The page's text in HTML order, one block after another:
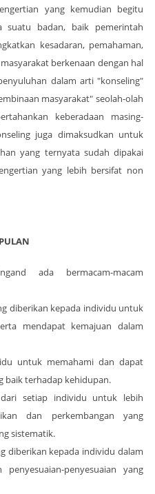
yang kemudian begitu
suatu badan, baik pemerintah
kesadaran, pemahaman,
berkenaan dengan hal
dalam arti "konseling"
masyarakat" seolah-olah
keberadaan masing-
juga dimaksudkan untuk
yang ternyata sudah dipakai
yang lebih bersifat non
ada bermacam-macam
diberikan kepada individu untuk
mendapat kemajuan dalam
untuk memahami dan dapat
baik terhadap kehidupan.
setiap individu untuk lebih
dan perkembangan yang
sistematik.
diberikan kepada individu dalam
penyesuaian yang